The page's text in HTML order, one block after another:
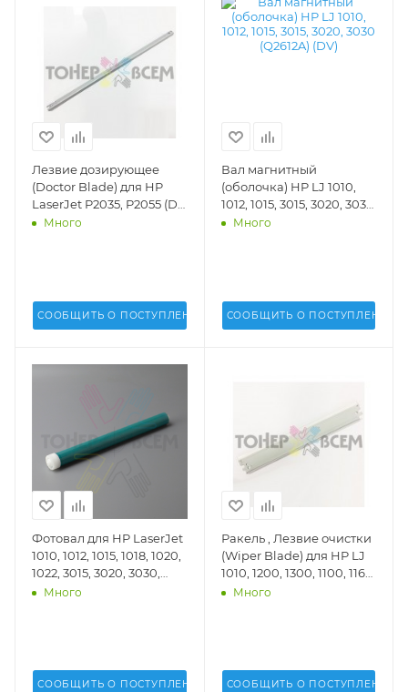
Лезвие дозирующее
(Doctor Blade) для HP
LaserJet P2035, P2055 (DV
Inc.) - DV-DB-HP2035
Много
СООБЩИТЬ О ПОСТУПЛЕНИИ
Вал магнитный
(оболочка) HP LJ 1010,
1012, 1015, 3015, 3020, 3030
(Q2612A) (DV) - DV-MRS-
Много
СООБЩИТЬ О ПОСТУПЛЕНИИ
Фотовал для HP LaserJet
1010, 1012, 1015, 1018, 1020,
1022, 3015, 3020, 3030,
3050, 3052, 3055, M1005,
Много
СООБЩИТЬ О ПОСТУПЛЕНИИ
Ракель , Лезвие очистки
(Wiper Blade) для HP LJ
1010, 1200, 1300, 1100, 1160,
1320, 2015, 5L (DV Inc.) -
Много
СООБЩИТЬ О ПОСТУПЛЕНИИ